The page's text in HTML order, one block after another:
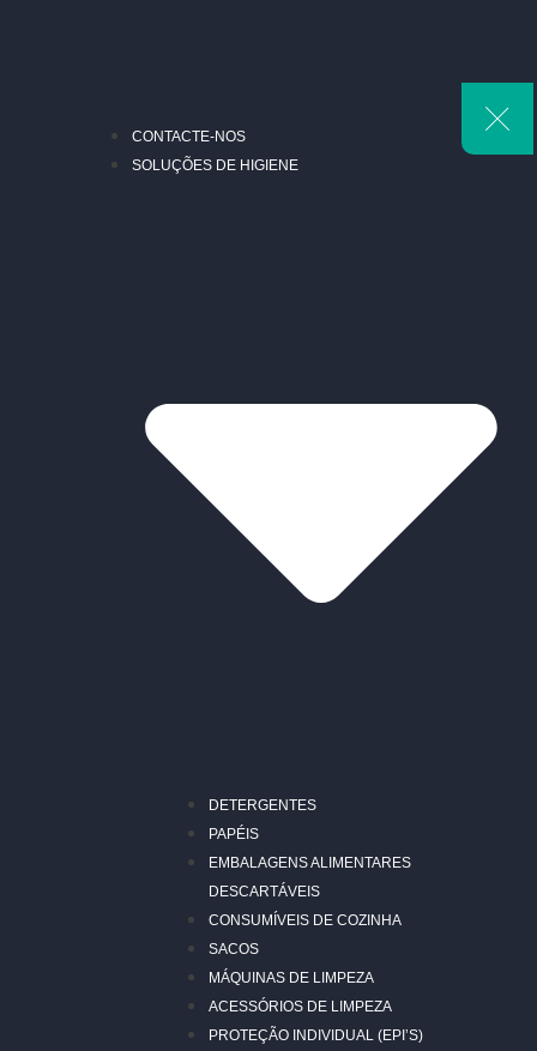
CONTACTE-NOS
SOLUÇÕES DE HIGIENE
DETERGENTES
PAPÉIS
EMBALAGENS ALIMENTARES
DESCARTÁVEIS
CONSUMÍVEIS DE COZINHA
SACOS
MÁQUINAS DE LIMPEZA
ACESSÓRIOS DE LIMPEZA
PROTEÇÃO INDIVIDUAL (EPI’S)